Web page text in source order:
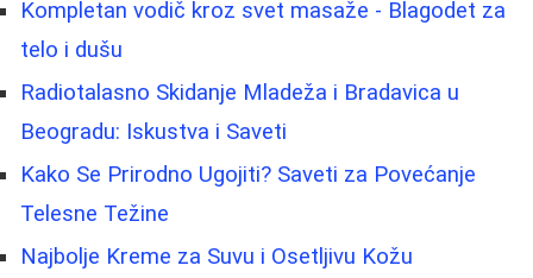
Kompletan vodič kroz svet masaže - Blagodet za
telo i dušu
Radiotalasno Skidanje Mladeža i Bradavica u
Beogradu: Iskustva i Saveti
Kako Se Prirodno Ugojiti? Saveti za Povećanje
Telesne Težine
Najbolje Kreme za Suvu i Osetljivu Kožu